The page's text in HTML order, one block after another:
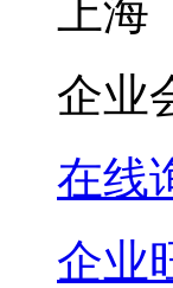
上海
企业
在线
企业